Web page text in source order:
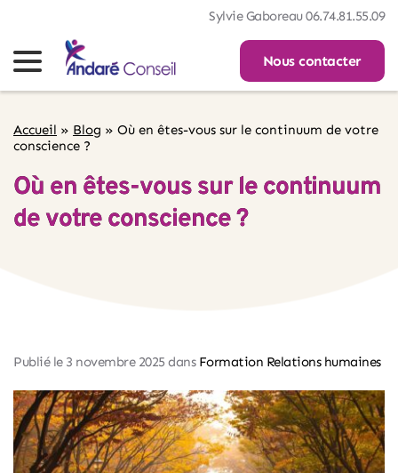
Sylvie Gaboreau 06.74.81.55.09
Nous contacter
Accueil » Blog » Où en êtes-vous sur le continuum de votre
conscience ?
Où en êtes-vous sur le continuum
de votre conscience ?
Publié le 3 novembre 2025 dans Formation Relations humaines